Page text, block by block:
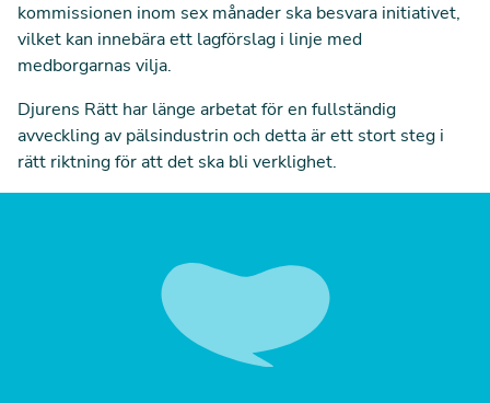
kommissionen inom sex månader ska besvara initiativet,
vilket kan innebära ett lagförslag i linje med
medborgarnas vilja.
Djurens Rätt har länge arbetat för en fullständig
avveckling av pälsindustrin och detta är ett stort steg i
rätt riktning för att det ska bli verklighet.